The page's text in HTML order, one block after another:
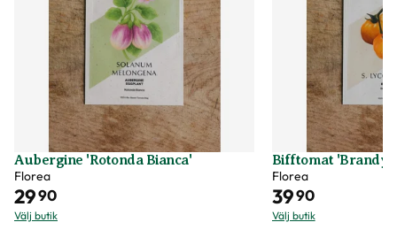
Aubergine 'Rotonda Bianca'
Florea
2990
Välj butik
Bifftomat
Florea
3990
Välj butik